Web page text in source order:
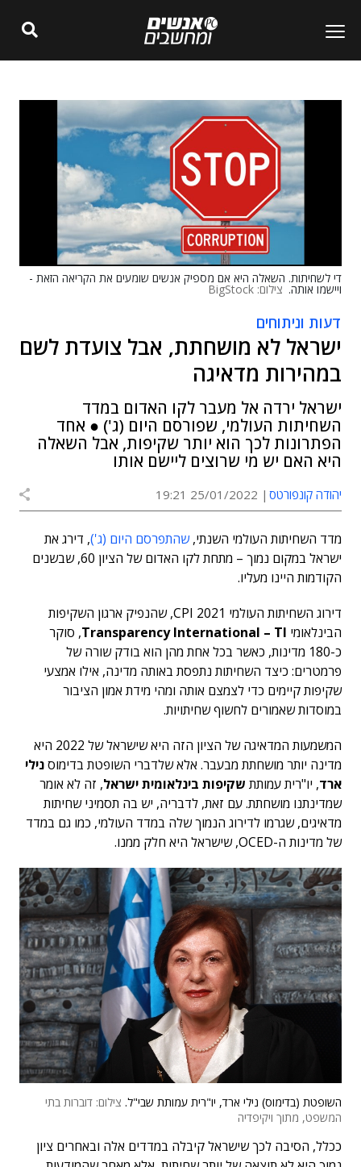
די לשחיתות. השאלה היא אם מספיק אנשים שומעים את הקריאה הזאת -
ויישמו אותה. צילום: BigStock
דעות וניתוחים
ישראל לא מושחתת, אבל צועדת לשם
במהירות מדאיגה
ישראל ירדה אל מעבר לקו האדום במדד
השחיתות העולמי, שפורסם היום (ג') ● אחד
הפתרונות לכך הוא יותר שקיפות, אבל השאלה
היא האם יש מי שרוצים ליישם אותו
יהודה קונפורטס 25/01/2022 19:21
מדד השחיתות העולמי השנתי,שהתפרסם היום (ג'), דירג את
ישראל במקום נמוך – מתחת לקו האדום של הציון 60, שבשנים
הקודמות היינו מעליו.
דירוג השחיתות העולמי 2021 CPI, שהנפיק ארגון השקיפות
הבינלאומי Transparency International – TI, סוקר
כ-180 מדינות, כאשר בכל אחת מהן הוא בודק שורה של
פרמטרים: כיצד השחיתות נתפסת באותה מדינה, אילו אמצעי
שקיפות קיימים כדי לצמצם אותה ומהי מידת אמון הציבור
במוסדות שאמורים לחשוף שחיתויות.
המשמעות המדאיגה של הציון הזה היא שישראל של 2022 היא
מדינה יותר מושחתת מבעבר. אלא שלדברי השופטת בדימוסנילי
ארד, יו"רית עמותת שקיפות בינלאומית ישראל, זה לא אומר
שמדינתנו מושחתת. עם זאת, לדבריה, יש בה תסמיני שחיתות
מדאיגים, שגרמו לדירוג הנמוך שלה במדד העולמי, כמו גם במדד
של מדינות ה-OCED, שישראל היא חלק ממנו.
השופטת (בדימוס) נילי ארד, יו"רית עמותת שבי"ל. צילום: דוברות בתי
המשפט, מתוך ויקיפדיה
ככלל, הסיבה לכך שישראל קיבלה במדדים אלה ובאחרים ציון